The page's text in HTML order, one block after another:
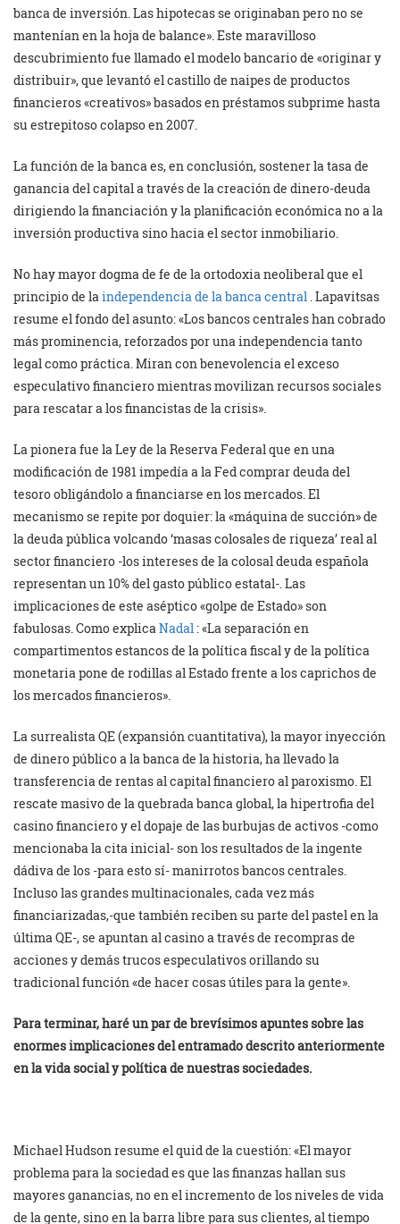
banca de inversión. Las hipotecas se originaban pero no se
mantenían en la hoja de balance». Este maravilloso
descubrimiento fue llamado el modelo bancario de «originar y
distribuir», que levantó el castillo de naipes de productos
financieros «creativos» basados en préstamos subprime hasta
su estrepitoso colapso en 2007.
La función de la banca es, en conclusión, sostener la tasa de
ganancia del capital a través de la creación de dinero-deuda
dirigiendo la financiación y la planificación económica no a la
inversión productiva sino hacia el sector inmobiliario.
No hay mayor dogma de fe de la ortodoxia neoliberal que el
principio de laindependencia de la banca central . Lapavitsas
resume el fondo del asunto: «Los bancos centrales han cobrado
más prominencia, reforzados por una independencia tanto
legal como práctica. Miran con benevolencia el exceso
especulativo financiero mientras movilizan recursos sociales
para rescatar a los financistas de la crisis».
La pionera fue la Ley de la Reserva Federal que en una
modificación de 1981 impedía a la Fed comprar deuda del
tesoro obligándolo a financiarse en los mercados. El
mecanismo se repite por doquier: la «máquina de succión» de
la deuda pública volcando ‘masas colosales de riqueza’ real al
sector financiero -los intereses de la colosal deuda española
representan un 10% del gasto público estatal-. Las
implicaciones de este aséptico «golpe de Estado» son
fabulosas. Como explicaNadal : «La separación en
compartimentos estancos de la política fiscal y de la política
monetaria pone de rodillas al Estado frente a los caprichos de
los mercados financieros».
La surrealista QE (expansión cuantitativa), la mayor inyección
de dinero público a la banca de la historia, ha llevado la
transferencia de rentas al capital financiero al paroxismo. El
rescate masivo de la quebrada banca global, la hipertrofia del
casino financiero y el dopaje de las burbujas de activos -como
mencionaba la cita inicial- son los resultados de la ingente
dádiva de los -para esto sí- manirrotos bancos centrales.
Incluso las grandes multinacionales, cada vez más
financiarizadas,-que también reciben su parte del pastel en la
última QE-, se apuntan al casino a través de recompras de
acciones y demás trucos especulativos orillando su
tradicional función «de hacer cosas útiles para la gente».
Para terminar, haré un par de brevísimos apuntes sobre las
enormes implicaciones del entramado descrito anteriormente
en la vida social y política de nuestras sociedades.
Michael Hudson resume el quid de la cuestión: «El mayor
problema para la sociedad es que las finanzas hallan sus
mayores ganancias, no en el incremento de los niveles de vida
de la gente, sino en la barra libre para sus clientes, al tiempo